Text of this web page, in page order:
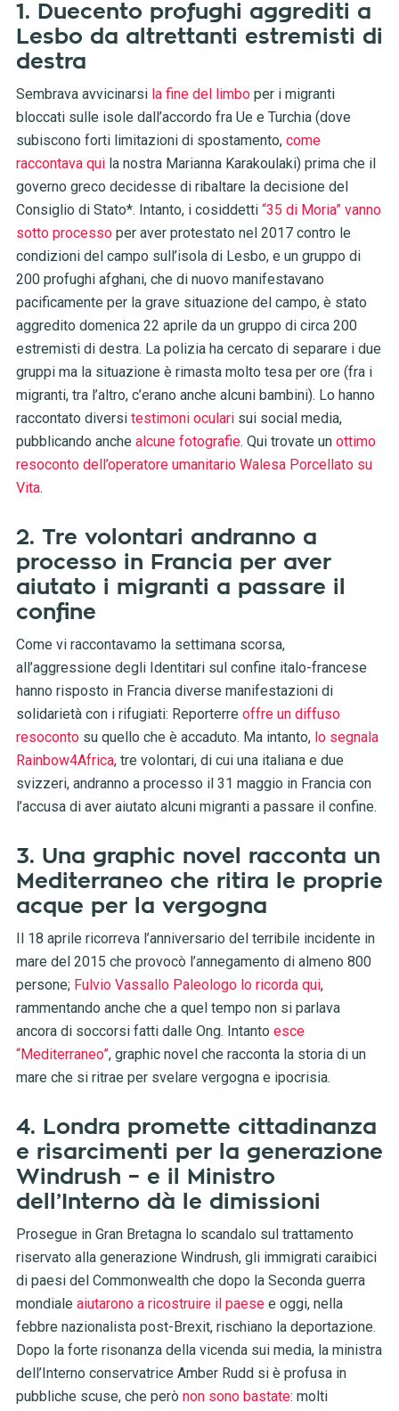
1. Duecento profughi aggrediti a
Lesbo da altrettanti estremisti di
destra
Sembrava avvicinarsi la fine del limboper i migranti
bloccati sulle isole dall’accordo fra Ue e Turchia (dove
subiscono forti limitazioni di spostamento, come
raccontava quila nostra Marianna Karakoulaki) prima che il
governo greco decidesse di ribaltare la decisione del
Consiglio di Stato*. Intanto, i cosiddetti “35 di Moria” vanno
sotto processoper aver protestato nel 2017 contro le
condizioni del campo sull’isola di Lesbo, e un gruppo di
200 profughi afghani, che di nuovo manifestavano
pacificamente per la grave situazione del campo, è stato
aggredito domenica 22 aprile da un gruppo di circa 200
estremisti di destra. La polizia ha cercato di separare i due
gruppi ma la situazione è rimasta molto tesa per ore (fra i
migranti, tra l’altro, c’erano anche alcuni bambini). Lo hanno
raccontato diversi testimoni ocularisui social media,
pubblicando anche alcune fotografie. Qui trovate un ottimo
resoconto dell’operatore umanitario Walesa Porcellato su
Vita.
2. Tre volontari andranno a
processo in Francia per aver
aiutato i migranti a passare il
confine
Come vi raccontavamo la settimana scorsa,
all’aggressione degli Identitari sul confine italo-francese
hanno risposto in Francia diverse manifestazioni di
solidarietà con i rifugiati: Reporterre offre un diffuso
resocontosu quello che è accaduto. Ma intanto, lo segnala
Rainbow4Africa, tre volontari, di cui una italiana e due
svizzeri, andranno a processo il 31 maggio in Francia con
l’accusa di aver aiutato alcuni migranti a passare il confine.
3. Una graphic novel racconta un
Mediterraneo che ritira le proprie
acque per la vergogna
Il 18 aprile ricorreva l’anniversario del terribile incidente in
mare del 2015 che provocò l’annegamento di almeno 800
persone; Fulvio Vassallo Paleologo lo ricorda qui,
rammentando anche che a quel tempo non si parlava
ancora di soccorsi fatti dalle Ong. Intantoesce
“Mediterraneo”, graphic novel che racconta la storia di un
mare che si ritrae per svelare vergogna e ipocrisia.
4. Londra promette cittadinanza
e risarcimenti per la generazione
Windrush – e il Ministro
dell’Interno dà le dimissioni
Prosegue in Gran Bretagna lo scandalo sul trattamento
riservato alla generazione Windrush, gli immigrati caraibici
di paesi del Commonwealth che dopo la Seconda guerra
mondiale aiutarono a ricostruire il paese e oggi, nella
febbre nazionalista post-Brexit, rischiano la deportazione.
Dopo la forte risonanza della vicenda sui media, la ministra
dell’Interno conservatrice Amber Rudd si è profusa in
pubbliche scuse, che però non sono bastate: molti